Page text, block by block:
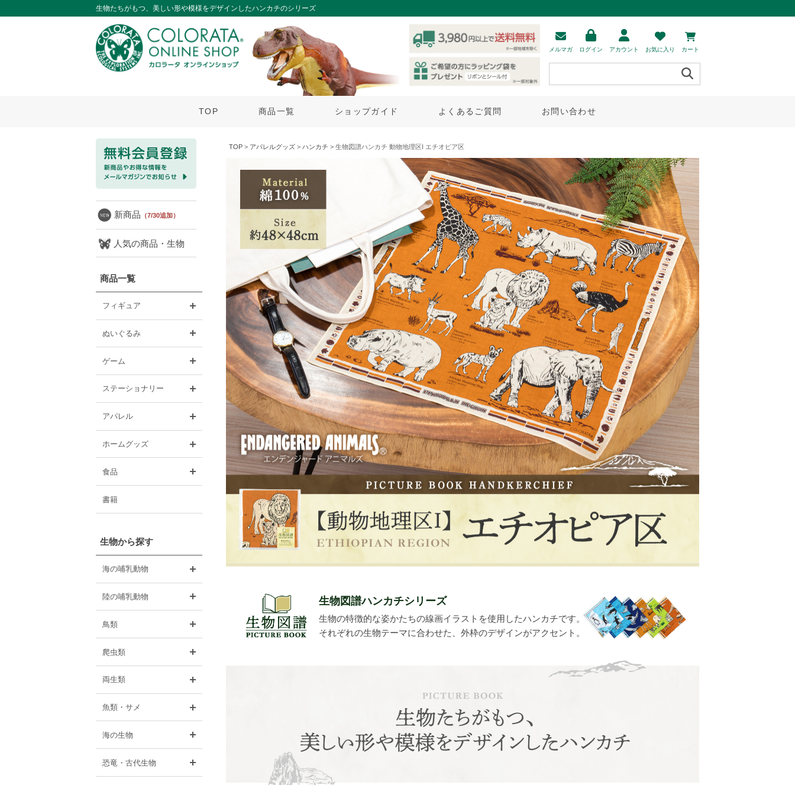
生物たちがもつ、美しい形や模様をデザインしたハンカチのシリーズ
メルマガ ログイン アカウント お気に入り カート
TOP 商品一覧 ショップガイド よくあるご質問 お問い合わせ
新商品 （7/30追加）
人気の商品・生物
商品一覧
フィギュア
ぬいぐるみ
ゲーム
ステーショナリー
アパレル
ホームグッズ
食品
書籍
生物から探す
海の哺乳動物
陸の哺乳動物
鳥類
爬虫類
両生類
魚類・サメ
海の生物
恐竜・古代生物
TOP > アパレルグッズ > ハンカチ > 生物図譜ハンカチ 動物地理区I エチオピア区
生物図譜ハンカチシリーズ
生物の特徴的な姿かたちの線画イラストを使用したハンカチです。
それぞれの生物テーマに合わせた、外枠のデザインがアクセント。